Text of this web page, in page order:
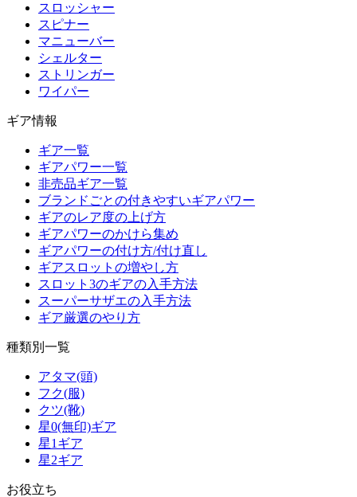
スロッシャー
スピナー
マニューバー
シェルター
ストリンガー
ワイパー
ギア情報
ギア一覧
ギアパワー一覧
非売品ギア一覧
ブランドごとの付きやすいギアパワー
ギアのレア度の上げ方
ギアパワーのかけら集め
ギアパワーの付け方/付け直し
ギアスロットの増やし方
スロット3のギアの入手方法
スーパーサザエの入手方法
ギア厳選のやり方
種類別一覧
アタマ(頭)
フク(服)
クツ(靴)
星0(無印)ギア
星1ギア
星2ギア
お役立ち